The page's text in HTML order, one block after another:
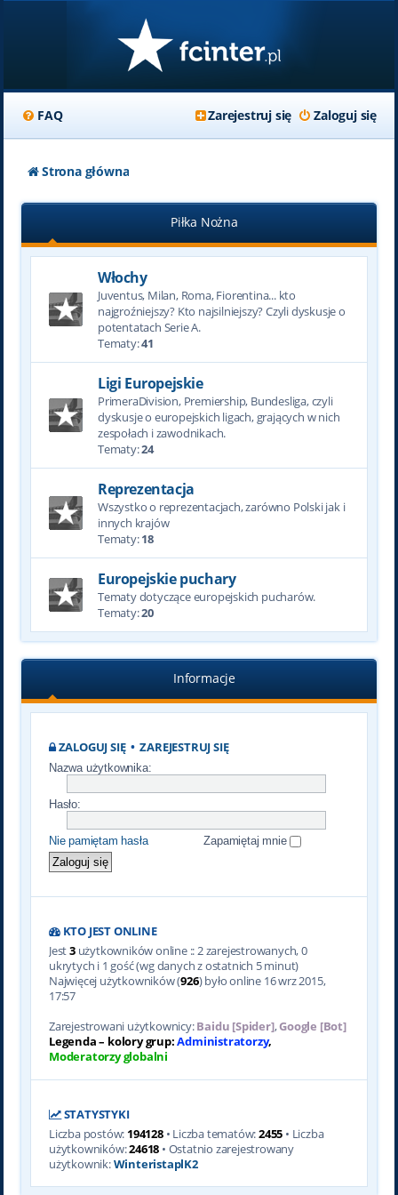
FAQ Zaloguj się
Zarejestruj się
Strona główna
Piłka Nożna
Włochy
Juventus, Milan, Roma, Fiorentina... kto
najgroźniejszy? Kto najsilniejszy? Czyli dyskusje o
potentatach Serie A.
Tematy:41
Ligi Europejskie
PrimeraDivision, Premiership, Bundesliga, czyli
dyskusje o europejskich ligach, grających w nich
zespołach i zawodnikach.
Tematy:24
Reprezentacja
Wszystko o reprezentacjach, zarówno Polski jak i
innych krajów
Tematy:18
Europejskie puchary
Tematy dotyczące europejskich pucharów.
Tematy:20
Informacje
ZALOGUJ SIĘ•ZAREJESTRUJ SIĘ
Nazwa użytkownika:
Hasło:
Nie pamiętam hasła Zapamiętaj mnie
KTO JEST ONLINE
Jest3użytkowników online :: 2 zarejestrowanych, 0
ukrytych i 1 gość (wg danych z ostatnich 5 minut)
Najwięcej użytkowników (926) było online 16 wrz 2015,
17:57
Zarejestrowani użytkownicy:Baidu [Spider],Google [Bot]
Legenda – kolory grup:Administratorzy,
Moderatorzy globalni
STATYSTYKI
Liczba postów: 194128• Liczba tematów:2455 • Liczba
użytkowników:24618 • Ostatnio zarejestrowany
użytkownik:WinteristaplK2